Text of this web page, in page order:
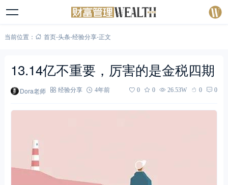
当前位置： 首页-头条-经验分享-正文
13.14亿不重要，厉害的是金税四期
Dora老师 经验分享 4年前 0 0 26.53W 0 0